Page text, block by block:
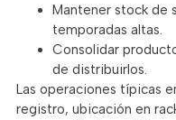
Mantener stock de
temporadas altas.
Consolidar
de distribuirlos.
Las operaciones típicas
registro, ubicación en